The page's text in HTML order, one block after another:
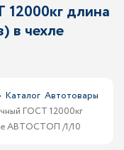
длина
в чехле
Каталог Автотовары
ГОСТ 12000кг
АВТОСТОП /1/10